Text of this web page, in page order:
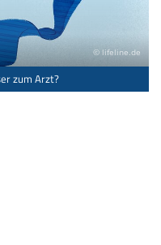
© lifeline.de
zum Arzt?